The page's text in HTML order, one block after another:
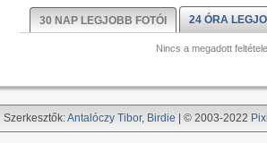
30 NAP LEGJOBB FOTÓI 24 ÓRA
Nincs a megadott
Szerkesztők:Antalóczy Tibor, Birdie | © 2003-2022